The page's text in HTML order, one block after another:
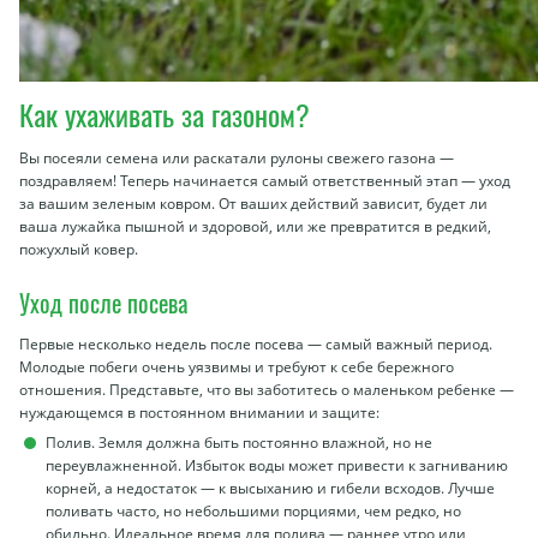
Как ухаживать за газоном?
Вы посеяли семена или раскатали рулоны свежего газона —
поздравляем! Теперь начинается самый ответственный этап — уход
за вашим зеленым ковром. От ваших действий зависит, будет ли
ваша лужайка пышной и здоровой, или же превратится в редкий,
пожухлый ковер.
Уход после посева
Первые несколько недель после посева — самый важный период.
Молодые побеги очень уязвимы и требуют к себе бережного
отношения. Представьте, что вы заботитесь о маленьком ребенке —
нуждающемся в постоянном внимании и защите:
Полив. Земля должна быть постоянно влажной, но не
переувлажненной. Избыток воды может привести к загниванию
корней, а недостаток — к высыханию и гибели всходов. Лучше
поливать часто, но небольшими порциями, чем редко, но
обильно. Идеальное время для полива — раннее утро или